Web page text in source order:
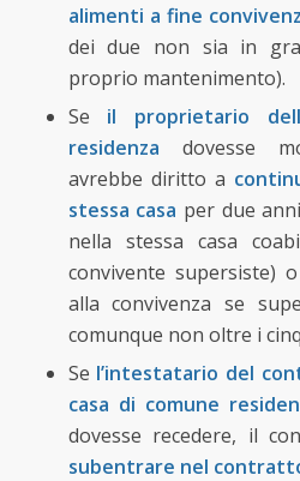
alimenti a fine
dei due non sia in
proprio mantenimento).
Se il proprietario
residenza dovesse
avrebbe diritto a
stessa casa per due
nella stessa casa
convivente supersiste)
alla convivenza se
comunque non oltre i
Se l’intestatario del
casa di comune
dovesse recedere, il
subentrare nel